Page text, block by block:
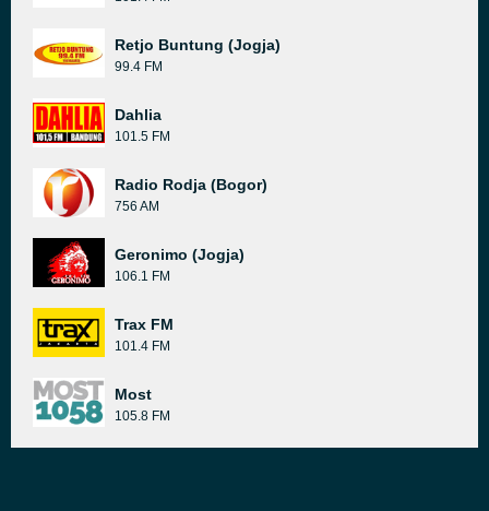
Retjo Buntung (Jogja)
99.4 FM
Dahlia
101.5 FM
Radio Rodja (Bogor)
756 AM
Geronimo (Jogja)
106.1 FM
Trax FM
101.4 FM
Most
105.8 FM